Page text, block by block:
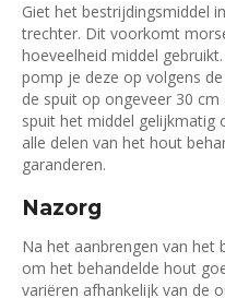
Giet het bestrijdingsmiddel
trechter. Dit voorkomt
hoeveelheid middel
pomp je deze op volgens
de spuit op ongeveer 30
spuit het middel gelijkmatig
alle delen van het hout
garanderen.
Nazorg
Na het aanbrengen van het
om het behandelde hout
variëren afhankelijk van de